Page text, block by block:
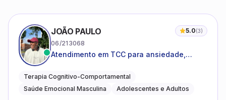
JOÃO PAULO 5.0(3)
06/213068
Atendimento em TCC para ansiedade,
emocional
Terapia Cognitivo-Comportamental
Saúde Emocional Masculina
Adolescentes e Adultos